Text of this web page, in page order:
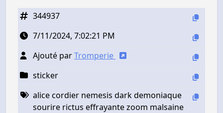
344937
7/11/2024, 7:02:21 PM
Ajouté parTromperie
sticker
alice cordier nemesis dark demoniaque
sourire rictus effrayante zoom malsaine